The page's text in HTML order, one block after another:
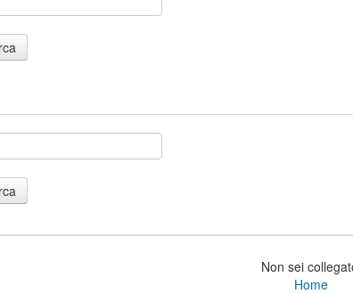
Non sei
Home